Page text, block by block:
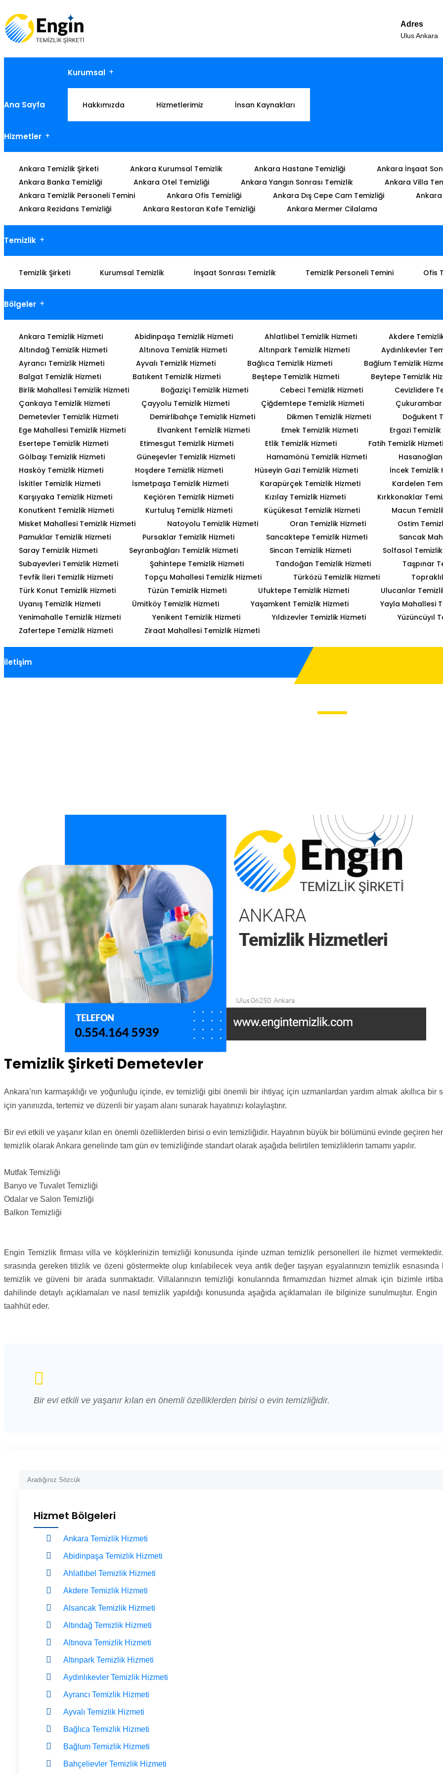
Adres
Ulus Ankara
Ana Sayfa
Kurumsal
Hakkımızda Hizmetlerimiz İnsan Kaynakları
Hizmetler
Ankara Temizlik Şirketi Ankara Kurumsal Temizlik Ankara Hastane Temizliği Ankara İnşaat
Ankara Banka Temizliği
Ankara Otel Temizliği Ankara Yangın Sonrası Temizlik
Ankara Villa
Ankara Temizlik Personeli Temini
Ankara Ofis Temizliği Ankara Dış Cepe Cam Temizliği
Ankara
Ankara Rezidans Temizliği
Ankara Restoran Kafe Temizliği Ankara Mermer Cilalama
Temizlik
Temizlik Şirketi Kurumsal Temizlik İnşaat Sonrası Temizlik Temizlik Personeli Temini Ofis
Bölgeler
Ankara Temizlik Hizmeti Abidinpaşa Temizlik Hizmeti Ahlatlıbel Temizlik Hizmeti Akdere
Altındağ Temizlik Hizmeti
Altınova Temizlik Hizmeti Altınpark Temizlik Hizmeti
Aydınlıkevler
Ayrancı Temizlik Hizmeti
Ayvalı Temizlik Hizmeti Bağlıca Temizlik Hizmeti Bağlum Temizlik
Balgat Temizlik Hizmeti
Batıkent Temizlik Hizmeti Beştepe Temizlik Hizmeti Beytepe Temizlik
Birlik Mahallesi Temizlik Hizmeti
Boğaziçi Temizlik Hizmeti Cebeci Temizlik Hizmeti
Cevizlidere
Çankaya Temizlik Hizmeti
Çayyolu Temizlik Hizmeti Çiğdemtepe Temizlik Hizmeti
Çukurambar
Demetevler Temizlik Hizmeti
Demirlibahçe Temizlik Hizmeti Dikmen Temizlik Hizmeti
Doğukent
Ege Mahallesi Temizlik Hizmeti
Elvankent Temizlik Hizmeti Emek Temizlik Hizmeti Ergazi
Esertepe Temizlik Hizmeti
Etimesgut Temizlik Hizmeti Etlik Temizlik Hizmeti Fatih Temizlik Hizmeti
Gölbaşı Temizlik Hizmeti
Güneşevler Temizlik Hizmeti Hamamönü Temizlik Hizmeti
Hasköy Temizlik Hizmeti
Hoşdere Temizlik Hizmeti Hüseyin Gazi Temizlik Hizmeti İncek Temizlik
İskitler Temizlik Hizmeti
İsmetpaşa Temizlik Hizmeti Karapürçek Temizlik Hizmeti
Kardelen
Karşıyaka Temizlik Hizmeti
Keçiören Temizlik Hizmeti Kızılay Temizlik Hizmeti Kırkkonaklar
Konutkent Temizlik Hizmeti
Kurtuluş Temizlik Hizmeti Küçükesat Temizlik Hizmeti Macun
Misket Mahallesi Temizlik Hizmeti
Natoyolu Temizlik Hizmeti Oran Temizlik Hizmeti Ostim
Pamuklar Temizlik Hizmeti
Pursaklar Temizlik Hizmeti Sancaktepe Temizlik Hizmeti
Sancak
Saray Temizlik Hizmeti
Seyranbağları Temizlik Hizmeti Sincan Temizlik Hizmeti
Solfasol
Subayevleri Temizlik Hizmeti
Şahintepe Temizlik Hizmeti Tandoğan Temizlik Hizmeti
Taşpınar
Tevfik İleri Temizlik Hizmeti
Topçu Mahallesi Temizlik Hizmeti Türközü Temizlik Hizmeti
Türk Konut Temizlik Hizmeti
Tüzün Temizlik Hizmeti Ufuktepe Temizlik Hizmeti Ulucanlar
Uyanış Temizlik Hizmeti
Ümitköy Temizlik Hizmeti Yaşamkent Temizlik Hizmeti
Yayla Mahallesi
Yenimahalle Temizlik Hizmeti
Yenikent Temizlik Hizmeti Yıldızevler Temizlik Hizmeti
Yüzüncüyıl
Zafertepe Temizlik Hizmeti
Ziraat Mahallesi Temizlik Hizmeti
İletişim
Temizlik Şirketi Demetevler
Ankara’nın karmaşıklığı ve yoğunluğu içinde, ev temizliği gibi önemli bir ihtiyaç için uzmanlardan yardım almak akıllıca bir
için yanınızda, tertemiz ve düzenli bir yaşam alanı sunarak hayatınızı kolaylaştırır.
Bir evi etkili ve yaşanır kılan en önemli özelliklerden birisi o evin temizliğidir. Hayatının büyük bir bölümünü evinde geçiren
temizlik olarak Ankara genelinde tam gün ev temizliğinde standart olarak aşağıda belirtilen temizliklerin tamamı yapılır.
Mutfak Temizliği
Banyo ve Tuvalet Temizliği
Odalar ve Salon Temizliği
Balkon Temizliği
Engin Temizlik firması villa ve köşklerinizin temizliği konusunda işinde uzman temizlik personelleri ile hizmet
sırasında gereken titizlik ve özeni göstermekte olup kırılabilecek veya antik değer taşıyan eşyalarınızın temizlik
temizlik ve güveni bir arada sunmaktadır. Villalarınızın temizliği konularında firmamızdan hizmet almak için bizimle
dahilinde detaylı açıklamaları ve nasıl temizlik yapıldığı konusunda aşağıda açıklamaları ile bilginize sunulmuştur.
taahhüt eder.
Bir evi etkili ve yaşanır kılan en önemli özelliklerden birisi o evin temizliğidir.
Hizmet Bölgeleri
Ankara Temizlik Hizmeti
Abidinpaşa Temizlik Hizmeti
Ahlatlıbel Temizlik Hizmeti
Akdere Temizlik Hizmeti
Alsancak Temizlik Hizmeti
Altındağ Temizlik Hizmeti
Altınova Temizlik Hizmeti
Altınpark Temizlik Hizmeti
Aydınlıkevler Temizlik Hizmeti
Ayrancı Temizlik Hizmeti
Ayvalı Temizlik Hizmeti
Bağlıca Temizlik Hizmeti
Bağlum Temizlik Hizmeti
Bahçelievler Temizlik Hizmeti